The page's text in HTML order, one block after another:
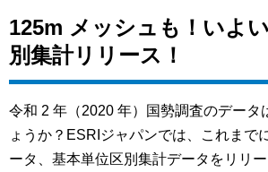
125m メッシュも！いよ
別集計リリース！
令和 2 年（2020 年）国勢調査のデータ
ょうか？ESRIジャパンでは、これまで
ータ、基本単位区別集計データをリリ